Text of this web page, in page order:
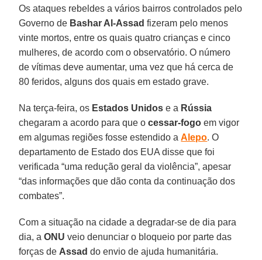
Os ataques rebeldes a vários bairros controlados pelo
Governo de Bashar Al-Assad fizeram pelo menos
vinte mortos, entre os quais quatro crianças e cinco
mulheres, de acordo com o observatório. O número
de vítimas deve aumentar, uma vez que há cerca de
80 feridos, alguns dos quais em estado grave.
Na terça-feira, os Estados Unidos e a Rússia
chegaram a acordo para que ocessar-fogo em vigor
em algumas regiões fosse estendido aAlepo. O
departamento de Estado dos EUA disse que foi
verificada “uma redução geral da violência”, apesar
“das informações que dão conta da continuação dos
combates”.
Com a situação na cidade a degradar-se de dia para
dia, aONU veio denunciar o bloqueio por parte das
forças de Assad do envio de ajuda humanitária.